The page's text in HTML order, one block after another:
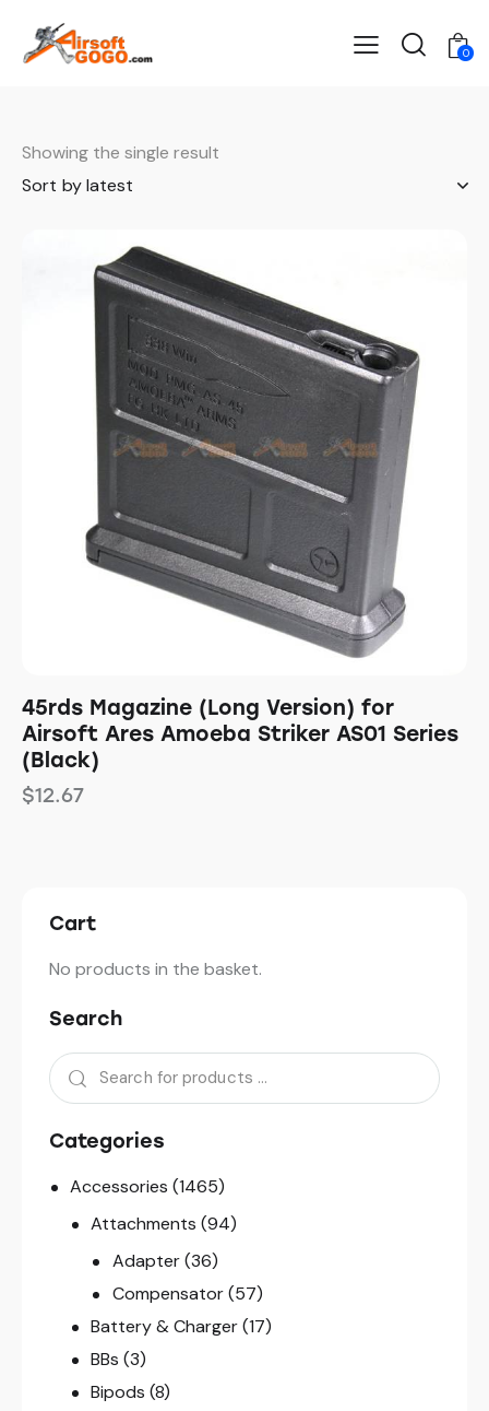
0
Showing the single result
45rds Magazine (Long Version) for
Airsoft Ares Amoeba Striker AS01 Series
(Black)
$12.67
Cart
No products in the basket.
Search
Categories
Accessories (1465)
Attachments (94)
Adapter (36)
Compensator (57)
Battery & Charger (17)
BBs (3)
Bipods (8)